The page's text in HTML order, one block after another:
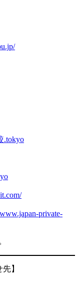
.tokyo
private-
】